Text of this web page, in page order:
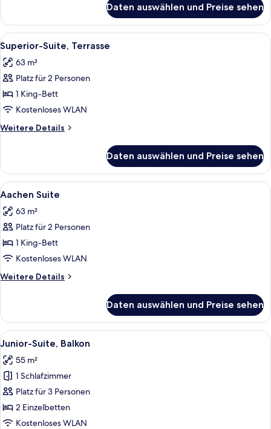
Suite
Daten auswählen und Preise sehen
Alle
Fotos
für
Superior-
Suite,
Terrasse
anzeigen
Ein modernes Wohnzimmer mit
5
Superior-Suite, Terrasse
63 m²
Platz für 2 Personen
1 King-Bett
Kostenloses WLAN
Weitere Details
Weitere
Suite,
Terrasse
Daten auswählen und Preise sehen
Alle
Fotos
für
Aachen
Suite
anzeigen
Ein modernes Hotelzimmer mit
6
Aachen Suite
63 m²
Platz für 2 Personen
1 King-Bett
Kostenloses WLAN
Weitere Details
Weitere
Suite
Daten auswählen und Preise sehen
Alle
Fotos
für
Junior-
Suite,
Balkon
anzeigen
Ein modernes Wohnzimmer mit
4
Junior-Suite, Balkon
55 m²
1 Schlafzimmer
Platz für 3 Personen
2 Einzelbetten
Kostenloses WLAN